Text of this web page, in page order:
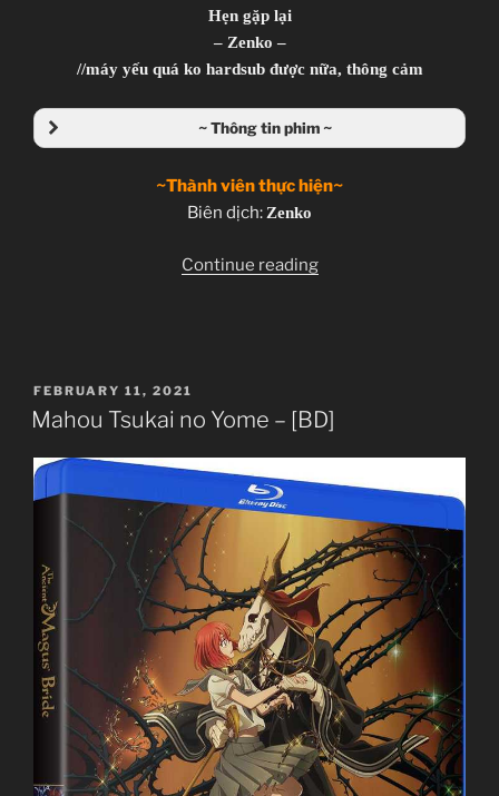
Hẹn gặp lại
– Zenko –
//máy yếu quá ko hardsub được nữa, thông cảm
~ Thông tin phim ~
Shingeki no Kyojin: The Final Season
Attack on Titan: The Final Season
~Thành viên thực hiện~
Biên dịch: Zenko
Continue reading“Shingeki
Titan
Final
Final
–
[2
Specials]
[87Eps
TVs]
[Completed]”
POSTED
ON
FEBRUARY 11, 2021
Mahou Tsukai no Yome – [BD]